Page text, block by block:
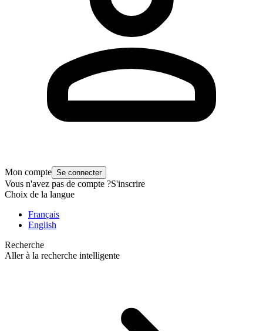
Mon compte Se connecter
Vous n'avez pas de compte ?S'inscrire
Choix de la langue
Français
English
Recherche
Aller à la recherche intelligente